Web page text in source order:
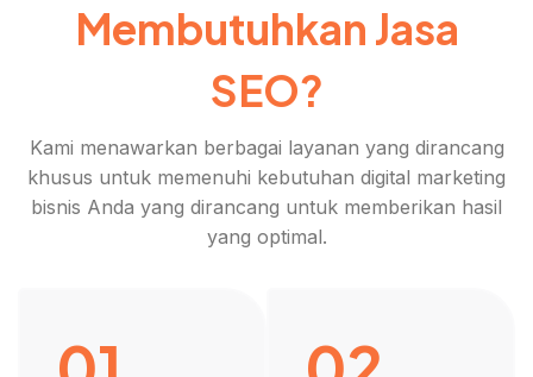
Membutuhkan Jasa
SEO?
Kami menawarkan berbagai layanan yang dirancang
khusus untuk memenuhi kebutuhan digital marketing
bisnis Anda yang dirancang untuk memberikan hasil
yang optimal.